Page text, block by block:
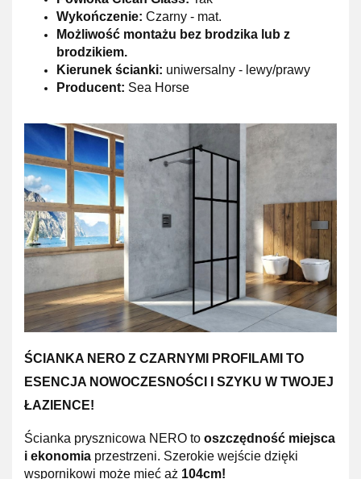
Wykończenie: Czarny - mat.
Możliwość montażu bez brodzika lub z
brodzikiem.
Kierunek ścianki: uniwersalny - lewy/prawy
Producent: Sea Horse
ŚCIANKA NERO Z CZARNYMI PROFILAMI TO
ESENCJA NOWOCZESNOŚCI I SZYKU W TWOJEJ
ŁAZIENCE!
Ścianka prysznicowa NERO to oszczędność miejsca
i ekonomia przestrzeni. Szerokie wejście dzięki
wspornikowi może mieć aż 104cm!